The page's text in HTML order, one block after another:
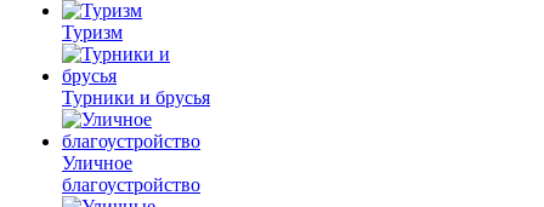
Туризм
Турники и брусья
Уличное
благоустройство